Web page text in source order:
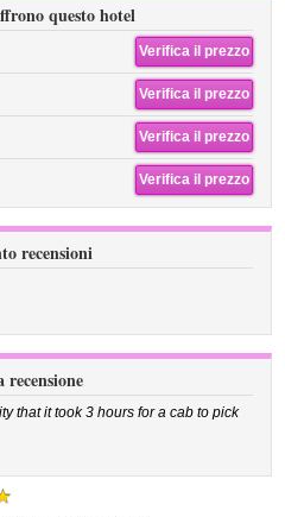
questo hotel
Verifica il prezzo
Verifica il prezzo
Verifica il prezzo
Verifica il prezzo
recensioni
that it took 3 hours for a cab to pick